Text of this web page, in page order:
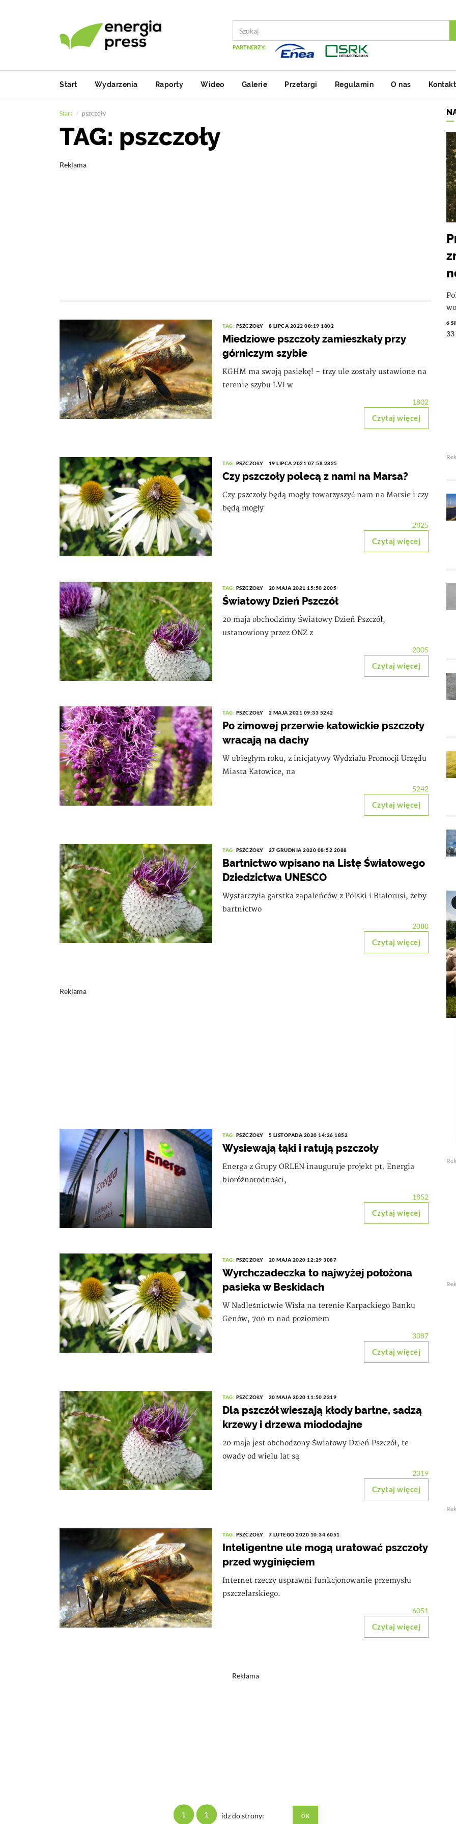
PARTNERZY:
Start Wydarzenia Raporty Wideo Galerie Przetargi Regulamin O nas Kontakt
Start pszczoły
TAG: pszczoły
Reklama
TAG: PSZCZOŁY 8 LIPCA 2022 08:19 1802
Miedziowe pszczoły zamieszkały przy
górniczym szybie
KGHM ma swoją pasiekę! – trzy ule zostały ustawione na
terenie szybu LVI w
1802
Czytaj więcej
TAG: PSZCZOŁY 19 LIPCA 2021 07:58 2825
Czy pszczoły polecą z nami na Marsa?
Czy pszczoły będą mogły towarzyszyć nam na Marsie i czy
będą mogły
2825
Czytaj więcej
TAG: PSZCZOŁY 20 MAJA 2021 15:50 2005
Światowy Dzień Pszczół
20 maja obchodzimy Światowy Dzień Pszczół,
ustanowiony przez ONZ z
2005
Czytaj więcej
TAG: PSZCZOŁY 2 MAJA 2021 09:33 5242
Po zimowej przerwie katowickie pszczoły
wracają na dachy
W ubiegłym roku, z inicjatywy Wydziału Promocji Urzędu
Miasta Katowice, na
5242
Czytaj więcej
TAG: PSZCZOŁY 27 GRUDNIA 2020 08:52 2088
Bartnictwo wpisano na Listę Światowego
Dziedzictwa UNESCO
Wystarczyła garstka zapaleńców z Polski i Białorusi, żeby
bartnictwo
2088
Czytaj więcej
Reklama
TAG: PSZCZOŁY 5 LISTOPADA 2020 14:26 1852
Wysiewają łąki i ratują pszczoły
Energa z Grupy ORLEN inauguruje projekt pt. Energia
bioróżnorodności,
1852
Czytaj więcej
TAG: PSZCZOŁY 20 MAJA 2020 12:29 3087
Wyrchczadeczka to najwyżej położona
pasieka w Beskidach
W Nadleśnictwie Wisła na terenie Karpackiego Banku
Genów, 700 m nad poziomem
3087
Czytaj więcej
TAG: PSZCZOŁY 20 MAJA 2020 11:50 2319
Dla pszczół wieszają kłody bartne, sadzą
krzewy i drzewa miododajne
20 maja jest obchodzony Światowy Dzień Pszczół, te
owady od wielu lat są
2319
Czytaj więcej
TAG: PSZCZOŁY 7 LUTEGO 2020 10:34 6051
Inteligentne ule mogą uratować pszczoły
przed wyginięciem
Internet rzeczy usprawni funkcjonowanie przemysłu
pszczelarskiego.
6051
Czytaj więcej
Reklama
1 1 idz do strony:
6
33